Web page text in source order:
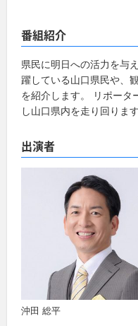
番組紹介
県民に明日への活力を与
躍している山口県民や、
を紹介します。 リポータ
し山口県内を走り回ります
出演者
沖田 総平